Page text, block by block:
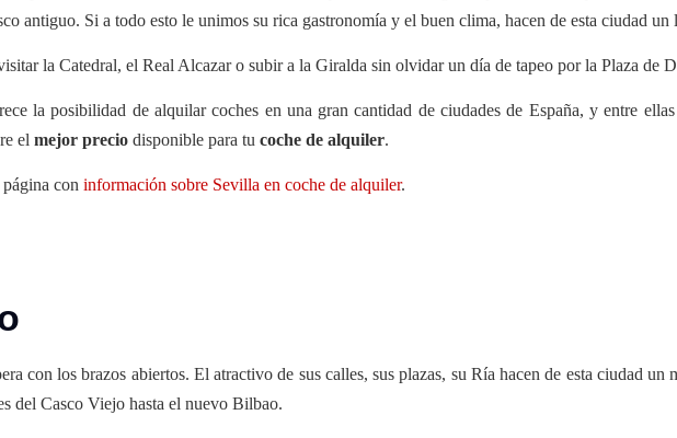
antiguo. Si a todo esto le unimos su rica gastronomía y el buen clima, hacen de esta ciudad
la Catedral, el Real Alcazar o subir a la Giralda sin olvidar un día de tapeo por la Plaza de
la posibilidad de alquilar coches en una gran cantidad de ciudades de España, y entre
el mejor precio disponible para tu coche de alquiler.
con información sobre Sevilla en coche de alquiler.
con los brazos abiertos. El atractivo de sus calles, sus plazas, su Ría hacen de esta ciudad
del Casco Viejo hasta el nuevo Bilbao.